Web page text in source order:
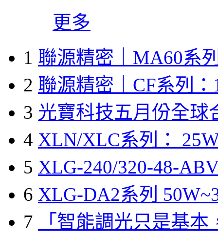
更多
1 聯源精密｜MA60系
2 聯源精密｜CF系列：
3 光寶科技五月份全球
4 XLN/XLC系列：
5 XLG-240/320-48-
6 XLG-DA2系列
7
「智能調光只是基本